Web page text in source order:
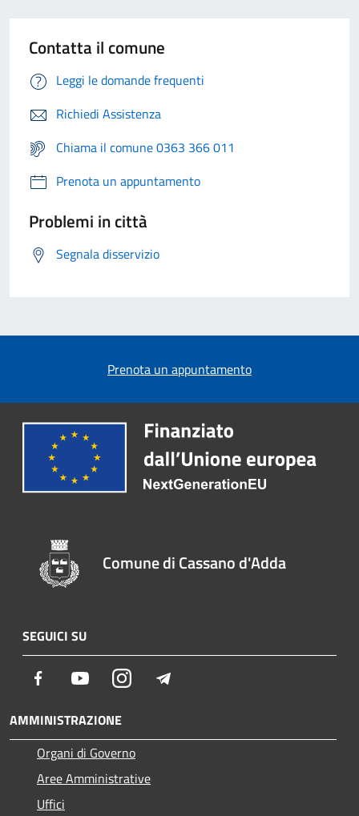
Contatta il comune
Leggi le domande frequenti
Richiedi Assistenza
Chiama il comune 0363 366 011
Prenota un appuntamento
Problemi in città
Segnala disservizio
Prenota un appuntamento
Comune di Cassano d'Adda
SEGUICI SU
Facebook YoutubeInstagram
AMMINISTRAZIONE
Organi di Governo
Aree Amministrative
Uffici